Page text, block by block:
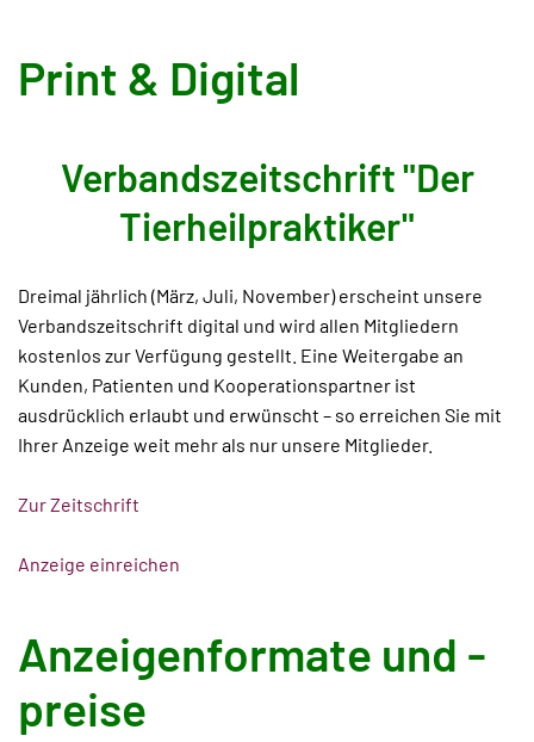
Print & Digital
Verbandszeitschrift "Der
Tierheilpraktiker"
Dreimal jährlich (März, Juli, November) erscheint unsere
Verbandszeitschrift digital und wird allen Mitgliedern
kostenlos zur Verfügung gestellt. Eine Weitergabe an
Kunden, Patienten und Kooperationspartner ist
ausdrücklich erlaubt und erwünscht – so erreichen Sie mit
Ihrer Anzeige weit mehr als nur unsere Mitglieder.
Zur Zeitschrift
Anzeige einreichen
Anzeigenformate und -
preise